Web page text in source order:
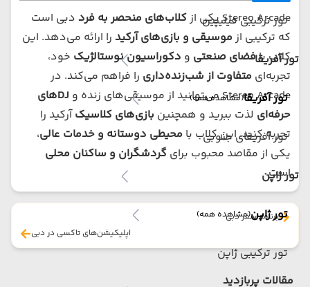
تور ترکیبی فیلیپین
تور آفریقا
تور آفریقا(مشاهده همه)
تور آفریقای جنوبی
تور ژاپن
تور ژاپن(مشاهده همه)
تور ترکیبی ژاپن
Stereo Arcade یکی از کلاب‌های منحصر به فرد دبی است
که ترکیبی ازموسیقی و بازی‌های آرکید را ارائه می‌دهد. این
کلاب بافضای صنعتی و دکوراسیون نوستالژیک خود،
تجربه‌ای متفاوت از شب‌زنده‌داری را فراهم می‌کند. در
Stereo Arcade می‌توانید از موسیقی‌های زنده و
DJ‌های
حرفه‌ای لذت ببرید و همچنین بازی‌های کلاسیکآرکید را
تجربه کنید. این کلاب با محیطی دوستانه و خدمات عالی،
یکی از مقاصد محبوب برای گردشگران و ساکنان محلی
است.
برنامه سفر دبی
اپلیکیشن‌های تاکسی در دبی
مقالات پربازدید